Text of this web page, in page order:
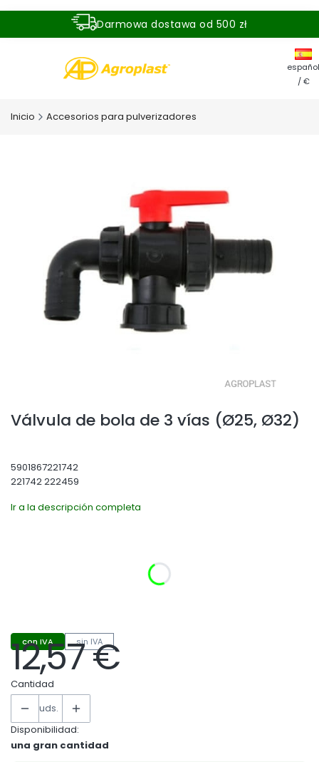
Darmowa dostawa od 500 zł
español
/ €
Inicio Accesorios para pulverizadores
Válvula de bola de 3 vías (Ø25, Ø32)
5901867221742
221742 222459
Ir a la descripción completa
con IVA sin IVA
Precio
12,57 €
Cantidad
uds.
Disponibilidad:
una gran cantidad